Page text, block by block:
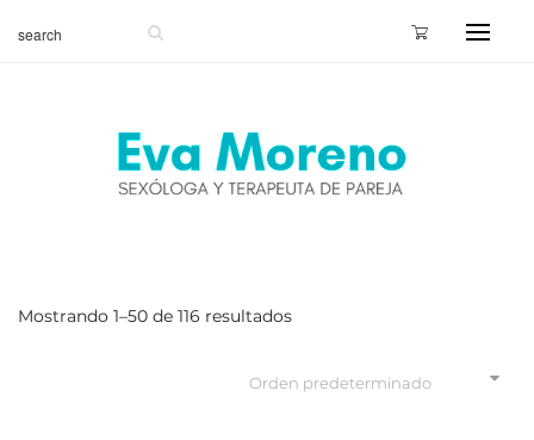
Mostrando 1–50 de 116 resultados